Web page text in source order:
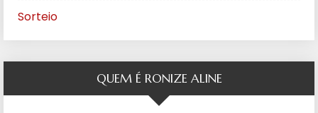
Sorteio
QUEM É RONIZE ALINE